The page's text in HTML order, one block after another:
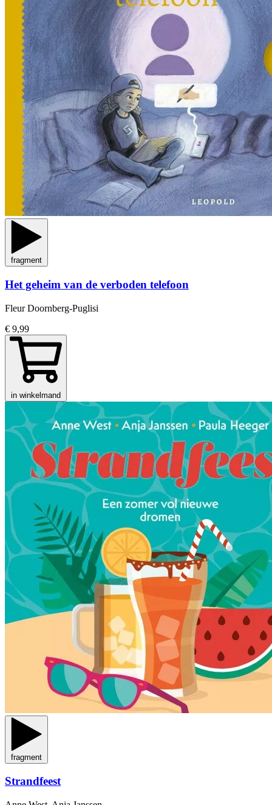
fragment
Het geheim van de verboden telefoon
Fleur Doornberg-Puglisi
€ 9,99
in winkelmand
fragment
Strandfeest